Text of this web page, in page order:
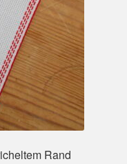
Rand